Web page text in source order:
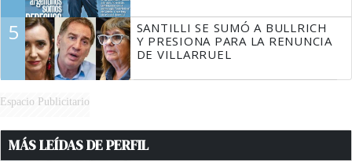
5
SANTILLI SE SUMÓ A BULLRICH
Y PRESIONA PARA LA RENUNCIA
DE VILLARRUEL
Espacio Publicitario
MÁS LEÍDAS DE PERFIL